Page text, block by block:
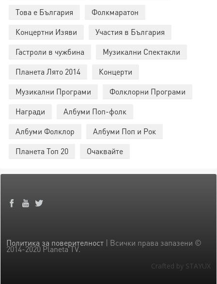
Това е България
Фолкмаратон
Концертни Изяви
Участия в България
Гастроли в чужбина
Музикални Спектакли
Планета Лято 2014
Концерти
Музикални Програми
Фолклорни Програми
Награди
Албуми Поп-фолк
Албуми Фолклор
Албуми Поп и Рок
Планета Топ 20
Очаквайте
Политика за поверителност | Всички права запазени ©
2014-2020 Planeta TV.
Crafted by STAYUX